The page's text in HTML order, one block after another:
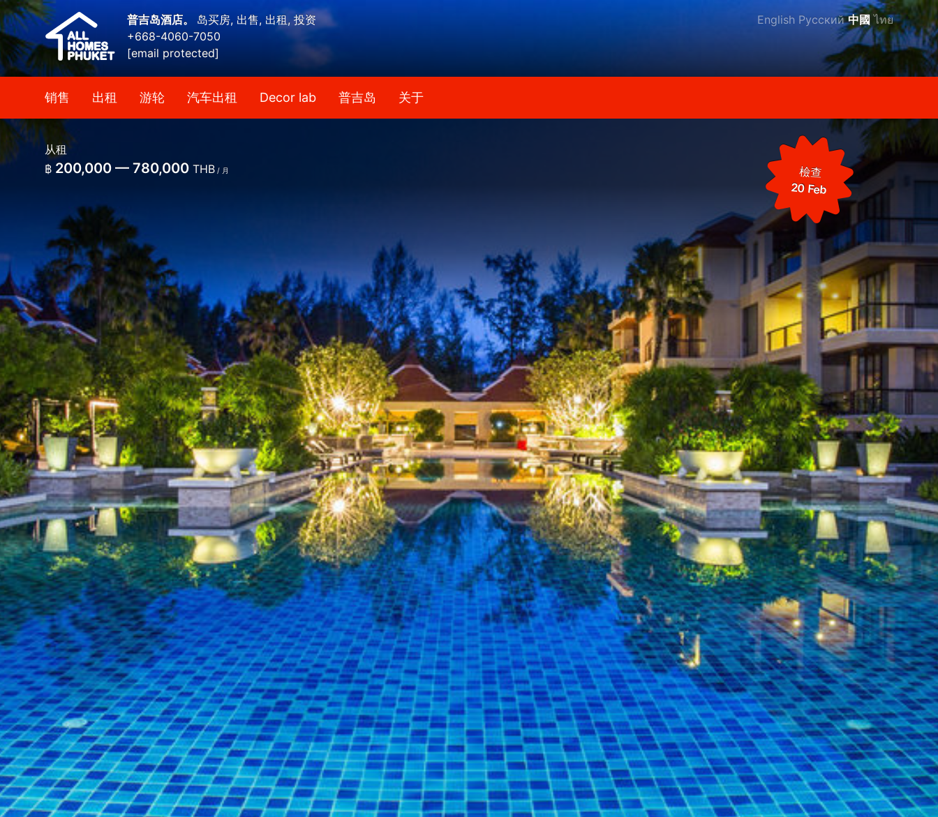
普吉岛酒店。 岛买房, 出售, 出租, 投资
+668-4060-7050
[email protected]
English Русский 中國 ไทย
销售 出租 游轮 汽车出租 Decor lab 普吉岛 关于
檢查
20 Feb
从租
฿ 200,000 — 780,000 THB / 月